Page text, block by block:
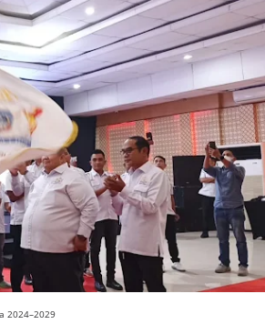
2024–2029